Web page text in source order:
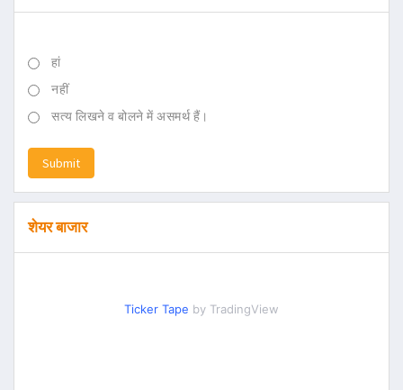
हां
नहीं
सत्य लिखने व बोलने में असमर्थ हैं।
Submit
शेयर बाजार
Ticker Tape by TradingView